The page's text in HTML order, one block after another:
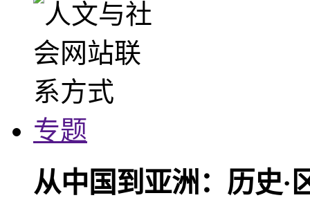
专题
从中国到亚洲：历史·